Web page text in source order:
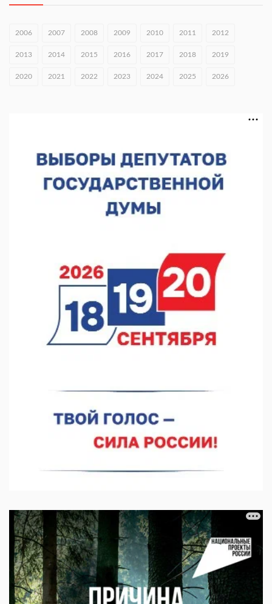
В Нижегородской области выбрали лучшего лесного
07.08.2026 13:48
В Нижнем Новгороде отметили 70-летие Дня строителя
07.08.2026 13:15
В Нижнем Новгороде прошло совещание Росгвардии
покраской телебашни
07.08.2026 11:20
В автобусах Арзамаса устанавливают терминалы оплаты
07.08.2026 11:03
2006 2007 2008 2009 2010 2011 2012
2013 2014 2015 2016 2017 2018 2019
2020 2021 2022 2023 2024 2025 2026